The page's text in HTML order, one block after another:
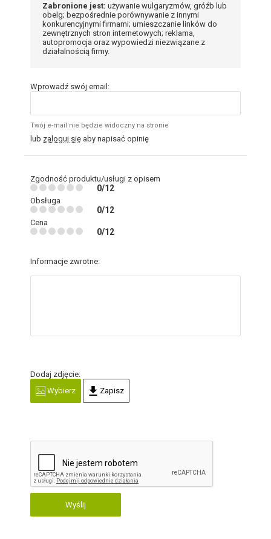
Zabronione jest: używanie wulgaryzmów, gróźb lub
obelg; bezpośrednie porównywanie z innymi
konkurencyjnymi firmami; umieszczanie linków do
zewnętrznych stron internetowych; reklama,
autopromocja oraz wypowiedzi niezwiązane z
działalnością firmy.
Wprowadź swój email:
Twój e-mail nie będzie widoczny na stronie
lub zaloguj się aby napisać opinię
Zgodność produktu/usługi z opisem
0/12
Obsługa
0/12
Cena
0/12
Informacje zwrotne:
Dodaj zdjęcie:
Wybierz
Zapisz
Wyślij